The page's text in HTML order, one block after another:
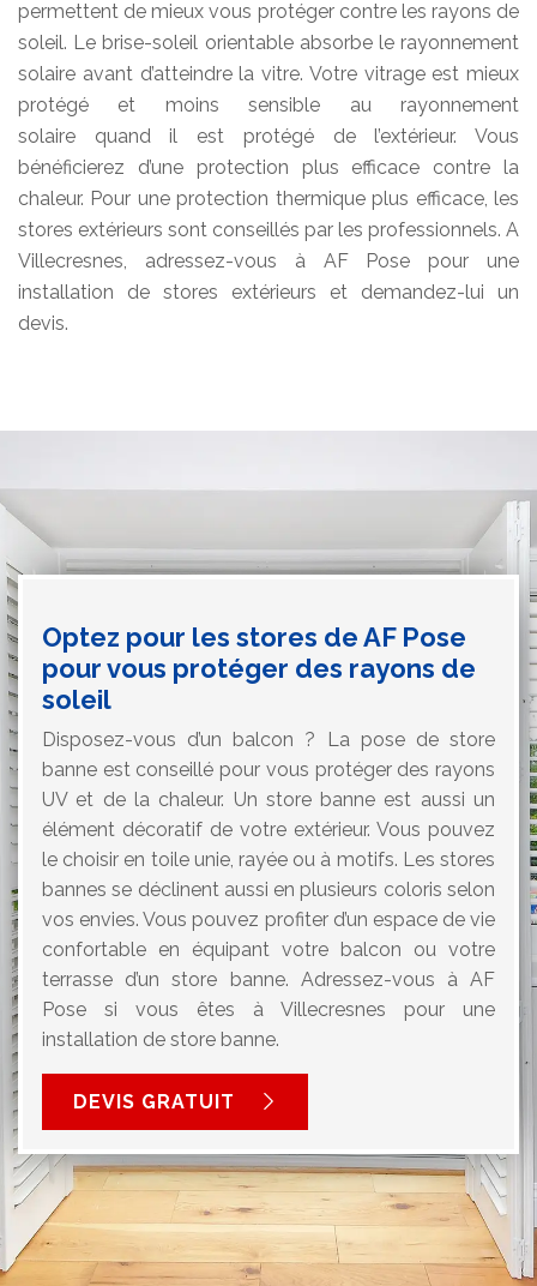
permettent de mieux vous protéger contre les rayons de
soleil. Le brise-soleil orientable absorbe le rayonnement
solaire avant d’atteindre la vitre. Votre vitrage est mieux
protégé et moins sensible au rayonnement
solaire quand il est protégé de l’extérieur. Vous
bénéficierez d’une protection plus efficace contre la
chaleur. Pour une protection thermique plus efficace, les
stores extérieurs sont conseillés par les professionnels. A
Villecresnes, adressez-vous à AF Pose pour une
installation de stores extérieurs et demandez-lui un
devis.
Optez pour les stores de AF Pose
pour vous protéger des rayons de
soleil
Disposez-vous d’un balcon ? La pose de store
banne est conseillé pour vous protéger des rayons
UV et de la chaleur. Un store banne est aussi un
élément décoratif de votre extérieur. Vous pouvez
le choisir en toile unie, rayée ou à motifs. Les stores
bannes se déclinent aussi en plusieurs coloris selon
vos envies. Vous pouvez profiter d’un espace de vie
confortable en équipant votre balcon ou votre
terrasse d’un store banne. Adressez-vous à AF
Pose si vous êtes à Villecresnes pour une
installation de store banne.
DEVIS GRATUIT